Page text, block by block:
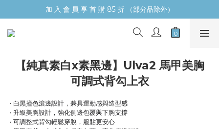
加 入 會 員 享 首 購 85 折 （部分品除外）
【純真素白x素黑邊】Ulva2 馬甲美胸
可調式背勾上衣
‧ 白黑撞色滾邊設計，兼具運動感與造型感
‧ 升級美胸設計，強化側邊包覆與下胸支撐
‧ 可調整式背勾輕鬆穿脫，服貼更安心